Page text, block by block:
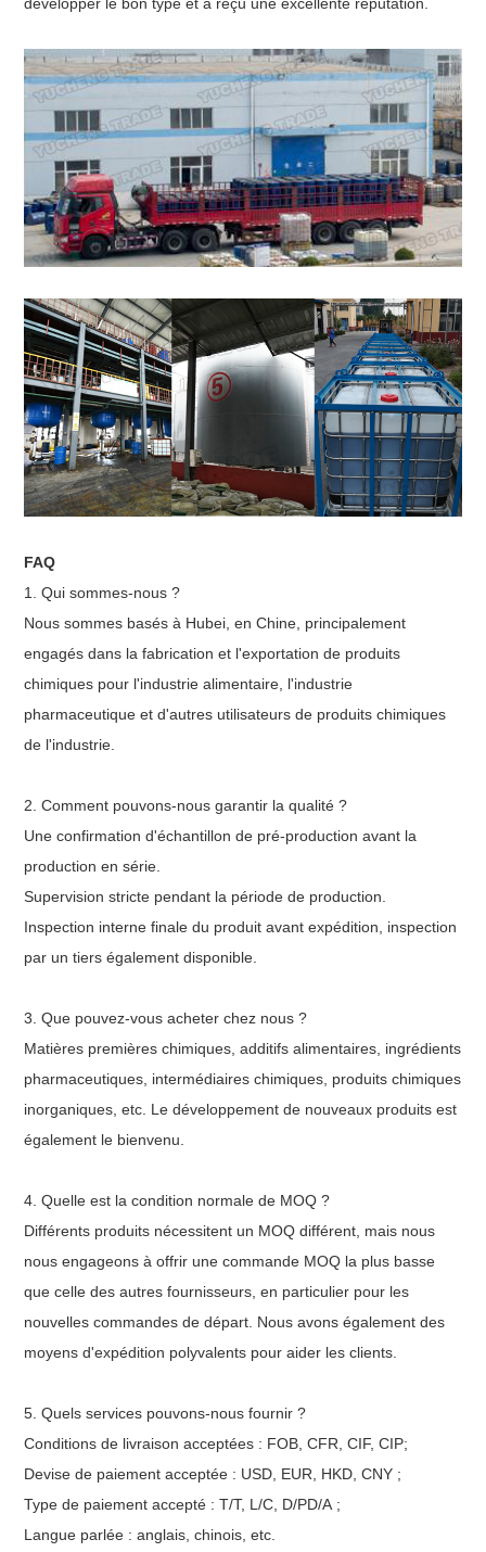
FAQ
1. Qui sommes-nous ?
Nous sommes basés à Hubei, en Chine, principalement
engagés dans la fabrication et l'exportation de produits
chimiques pour l'industrie alimentaire, l'industrie
pharmaceutique et d'autres utilisateurs de produits chimiques
de l'industrie.
2. Comment pouvons-nous garantir la qualité ?
Une confirmation d'échantillon de pré-production avant la
production en série.
Supervision stricte pendant la période de production.
Inspection interne finale du produit avant expédition, inspection
par un tiers également disponible.
3. Que pouvez-vous acheter chez nous ?
Matières premières chimiques, additifs alimentaires, ingrédients
pharmaceutiques, intermédiaires chimiques, produits chimiques
inorganiques, etc. Le développement de nouveaux produits est
également le bienvenu.
4. Quelle est la condition normale de MOQ ?
Différents produits nécessitent un MOQ différent, mais nous
nous engageons à offrir une commande MOQ la plus basse
que celle des autres fournisseurs, en particulier pour les
nouvelles commandes de départ. Nous avons également des
moyens d'expédition polyvalents pour aider les clients.
5. Quels services pouvons-nous fournir ?
Conditions de livraison acceptées : FOB, CFR, CIF, CIP;
Devise de paiement acceptée : USD, EUR, HKD, CNY ;
Type de paiement accepté : T/T, L/C, D/PD/A ;
Langue parlée : anglais, chinois, etc.